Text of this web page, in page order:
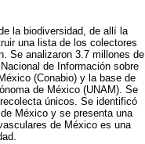
la biodiversidad, de allí la
una lista de los colectores
Se analizaron 3.7 millones de
de Información sobre
(Conabio) y la base de
de México (UNAM). Se
únicos. Se identificó
México y se presenta una
de México es una